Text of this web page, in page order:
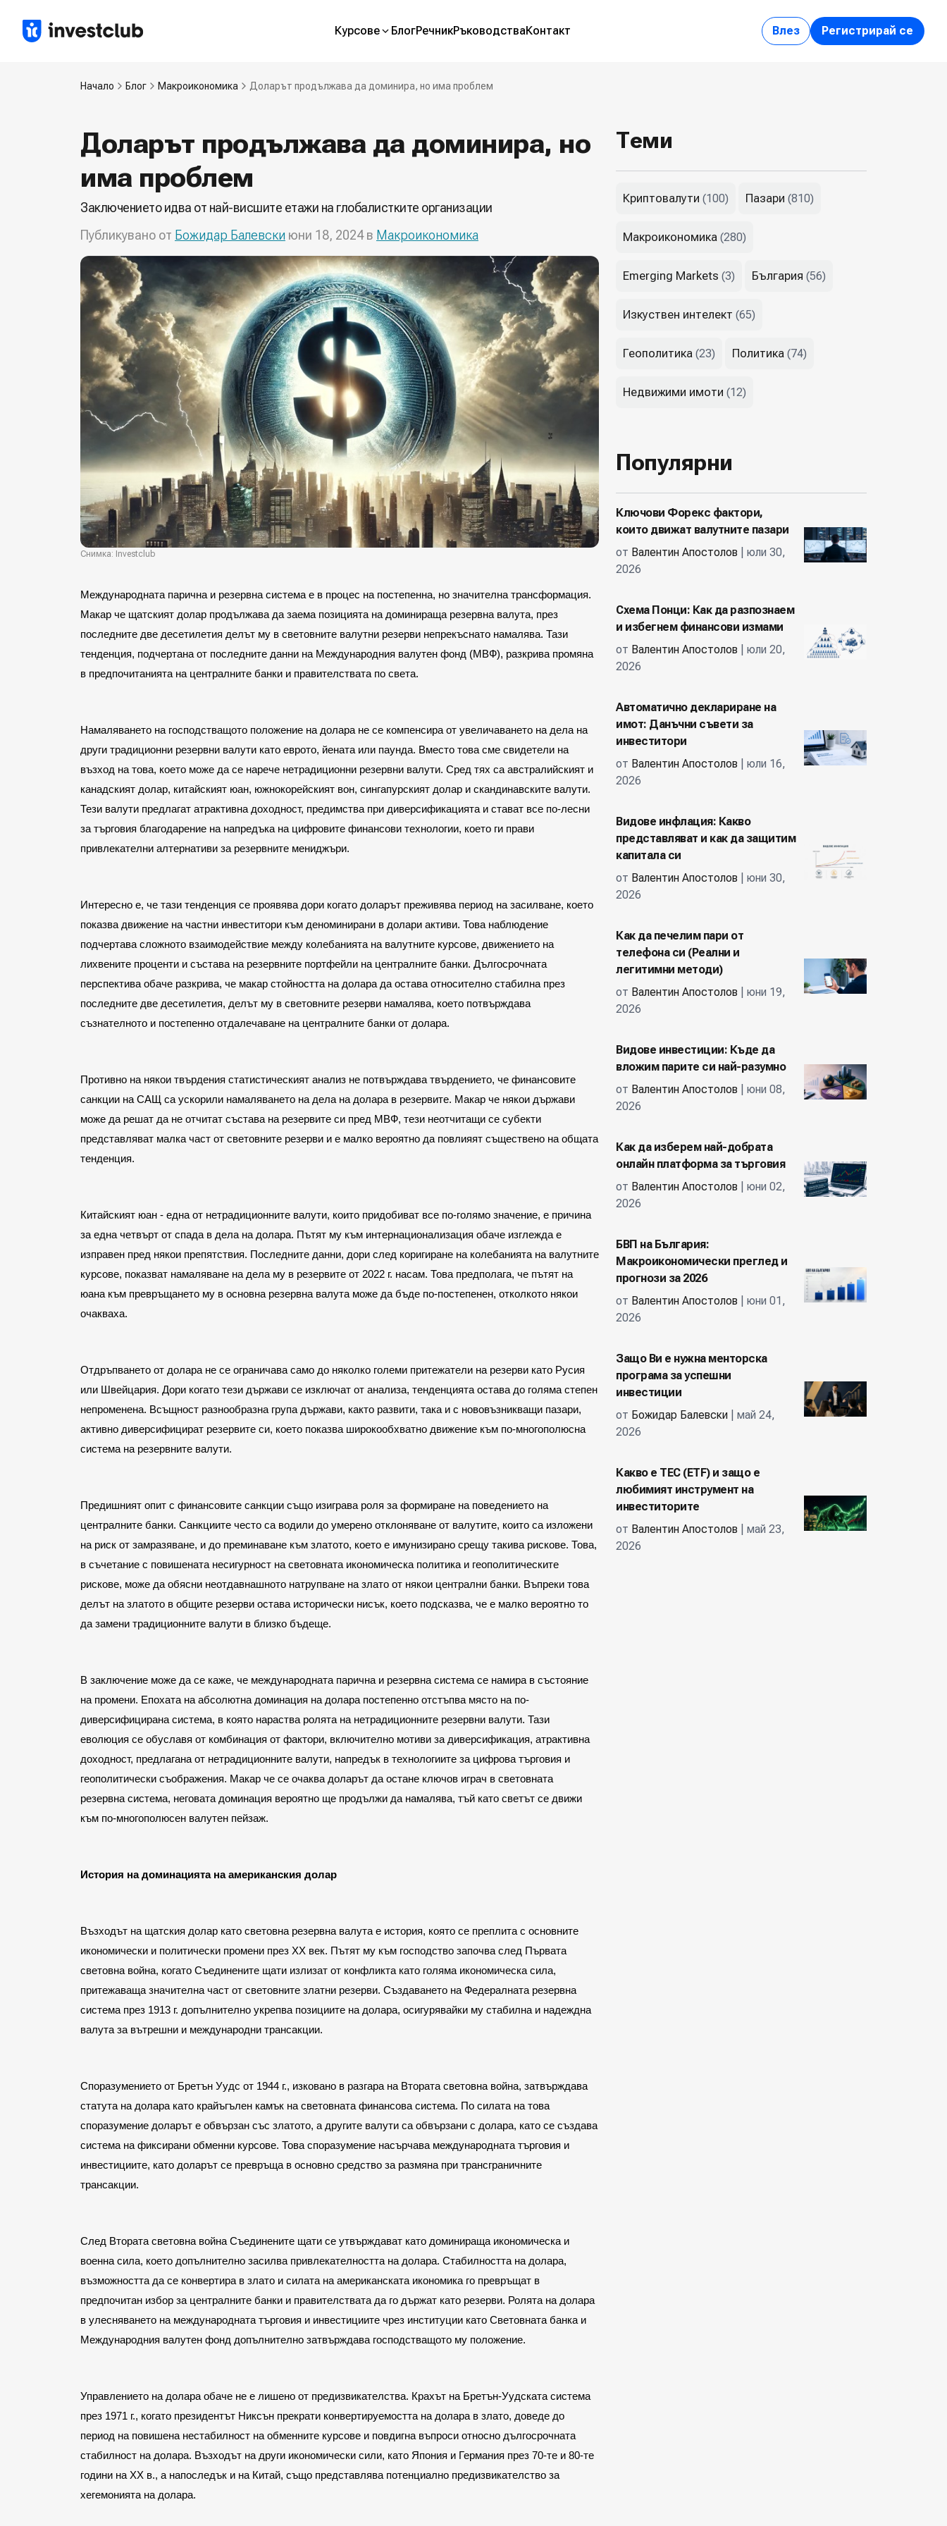
Курсове БлогРечникРъководстваКонтакт Влез Регистрирай се
Начало Блог Макроикономика Доларът продължава да доминира, но има проблем
Доларът продължава да доминира, но
има проблем
Заключението идва от най-висшите етажи на глобалистките организации
Публикувано от Божидар Балевски юни 18, 2024 в Макроикономика
Снимка: Investclub
Международната парична и резервна система е в процес на постепенна, но значителна трансформация.
Макар че щатският долар продължава да заема позицията на доминираща резервна валута, през
последните две десетилетия делът му в световните валутни резерви непрекъснато намалява. Тази
тенденция, подчертана от последните данни на Международния валутен фонд (МВФ), разкрива промяна
в предпочитанията на централните банки и правителствата по света.
Намаляването на господстващото положение на долара не се компенсира от увеличаването на дела на
други традиционни резервни валути като еврото, йената или паунда. Вместо това сме свидетели на
възход на това, което може да се нарече нетрадиционни резервни валути. Сред тях са австралийският и
канадският долар, китайският юан, южнокорейският вон, сингапурският долар и скандинавските валути.
Тези валути предлагат атрактивна доходност, предимства при диверсификацията и стават все по-лесни
за търговия благодарение на напредъка на цифровите финансови технологии, което ги прави
привлекателни алтернативи за резервните мениджъри.
Интересно е, че тази тенденция се проявява дори когато доларът преживява период на засилване, което
показва движение на частни инвеститори към деноминирани в долари активи. Това наблюдение
подчертава сложното взаимодействие между колебанията на валутните курсове, движението на
лихвените проценти и състава на резервните портфейли на централните банки. Дългосрочната
перспектива обаче разкрива, че макар стойността на долара да остава относително стабилна през
последните две десетилетия, делът му в световните резерви намалява, което потвърждава
съзнателното и постепенно отдалечаване на централните банки от долара.
Противно на някои твърдения статистическият анализ не потвърждава твърдението, че финансовите
санкции на САЩ са ускорили намаляването на дела на долара в резервите. Макар че някои държави
може да решат да не отчитат състава на резервите си пред МВФ, тези неотчитащи се субекти
представляват малка част от световните резерви и е малко вероятно да повлияят съществено на общата
тенденция.
Китайският юан - една от нетрадиционните валути, които придобиват все по-голямо значение, е причина
за една четвърт от спада в дела на долара. Пътят му към интернационализация обаче изглежда е
изправен пред някои препятствия. Последните данни, дори след коригиране на колебанията на валутните
курсове, показват намаляване на дела му в резервите от 2022 г. насам. Това предполага, че пътят на
юана към превръщането му в основна резервна валута може да бъде по-постепенен, отколкото някои
очакваха.
Отдръпването от долара не се ограничава само до няколко големи притежатели на резерви като Русия
или Швейцария. Дори когато тези държави се изключат от анализа, тенденцията остава до голяма степен
непроменена. Всъщност разнообразна група държави, както развити, така и с нововъзникващи пазари,
активно диверсифицират резервите си, което показва широкообхватно движение към по-многополюсна
система на резервните валути.
Предишният опит с финансовите санкции също изиграва роля за формиране на поведението на
централните банки. Санкциите често са водили до умерено отклоняване от валутите, които са изложени
на риск от замразяване, и до преминаване към златото, което е имунизирано срещу такива рискове. Това,
в съчетание с повишената несигурност на световната икономическа политика и геополитическите
рискове, може да обясни неотдавнашното натрупване на злато от някои централни банки. Въпреки това
делът на златото в общите резерви остава исторически нисък, което подсказва, че е малко вероятно то
да замени традиционните валути в близко бъдеще.
В заключение може да се каже, че международната парична и резервна система се намира в състояние
на промени. Епохата на абсолютна доминация на долара постепенно отстъпва място на по-
диверсифицирана система, в която нараства ролята на нетрадиционните резервни валути. Тази
еволюция се обуславя от комбинация от фактори, включително мотиви за диверсификация, атрактивна
доходност, предлагана от нетрадиционните валути, напредък в технологиите за цифрова търговия и
геополитически съображения. Макар че се очаква доларът да остане ключов играч в световната
резервна система, неговата доминация вероятно ще продължи да намалява, тъй като светът се движи
към по-многополюсен валутен пейзаж.
История на доминацията на американския долар
Възходът на щатския долар като световна резервна валута е история, която се преплита с основните
икономически и политически промени през XX век. Пътят му към господство започва след Първата
световна война, когато Съединените щати излизат от конфликта като голяма икономическа сила,
притежаваща значителна част от световните златни резерви. Създаването на Федералната резервна
система през 1913 г. допълнително укрепва позициите на долара, осигурявайки му стабилна и надеждна
валута за вътрешни и международни трансакции.
Споразумението от Бретън Уудс от 1944 г., изковано в разгара на Втората световна война, затвърждава
статута на долара като крайъгълен камък на световната финансова система. По силата на това
споразумение доларът е обвързан със златото, а другите валути са обвързани с долара, като се създава
система на фиксирани обменни курсове. Това споразумение насърчава международната търговия и
инвестициите, като доларът се превръща в основно средство за размяна при трансграничните
трансакции.
След Втората световна война Съединените щати се утвърждават като доминираща икономическа и
военна сила, което допълнително засилва привлекателността на долара. Стабилността на долара,
възможността да се конвертира в злато и силата на американската икономика го превръщат в
предпочитан избор за централните банки и правителствата да го държат като резерви. Ролята на долара
в улесняването на международната търговия и инвестициите чрез институции като Световната банка и
Международния валутен фонд допълнително затвърждава господстващото му положение.
Управлението на долара обаче не е лишено от предизвикателства. Крахът на Бретън-Уудската система
през 1971 г., когато президентът Никсън прекрати конвертируемостта на долара в злато, доведе до
период на повишена нестабилност на обменните курсове и повдигна въпроси относно дългосрочната
стабилност на долара. Възходът на други икономически сили, като Япония и Германия през 70-те и 80-те
години на ХХ в., а напоследък и на Китай, също представлява потенциално предизвикателство за
хегемонията на долара.
Теми
Криптовалути (100) Пазари (810)
Макроикономика (280)
Emerging Markets (3) България (56)
Изкуствен интелект (65)
Геополитика (23) Политика (74)
Недвижими имоти (12)
Популярни
Ключови Форекс фактори,
които движат валутните пазари
от Валентин Апостолов | юли 30,
2026
Схема Понци: Как да разпознаем
и избегнем финансови измами
от Валентин Апостолов | юли 20,
2026
Автоматично деклариране на
имот: Данъчни съвети за
инвеститори
от Валентин Апостолов | юли 16,
2026
Видове инфлация: Какво
представляват и как да защитим
капитала си
от Валентин Апостолов | юни 30,
2026
Как да печелим пари от
телефона си (Реални и
легитимни методи)
от Валентин Апостолов | юни 19,
2026
Видове инвестиции: Къде да
вложим парите си най-разумно
от Валентин Апостолов | юни 08,
2026
Как да изберем най-добрата
онлайн платформа за търговия
от Валентин Апостолов | юни 02,
2026
БВП на България:
Макроикономически преглед и
прогнози за 2026
от Валентин Апостолов | юни 01,
2026
Защо Ви е нужна менторска
програма за успешни
инвестиции
от Божидар Балевски | май 24,
2026
Какво е ТЕС (ETF) и защо е
любимият инструмент на
инвеститорите
от Валентин Апостолов | май 23,
2026